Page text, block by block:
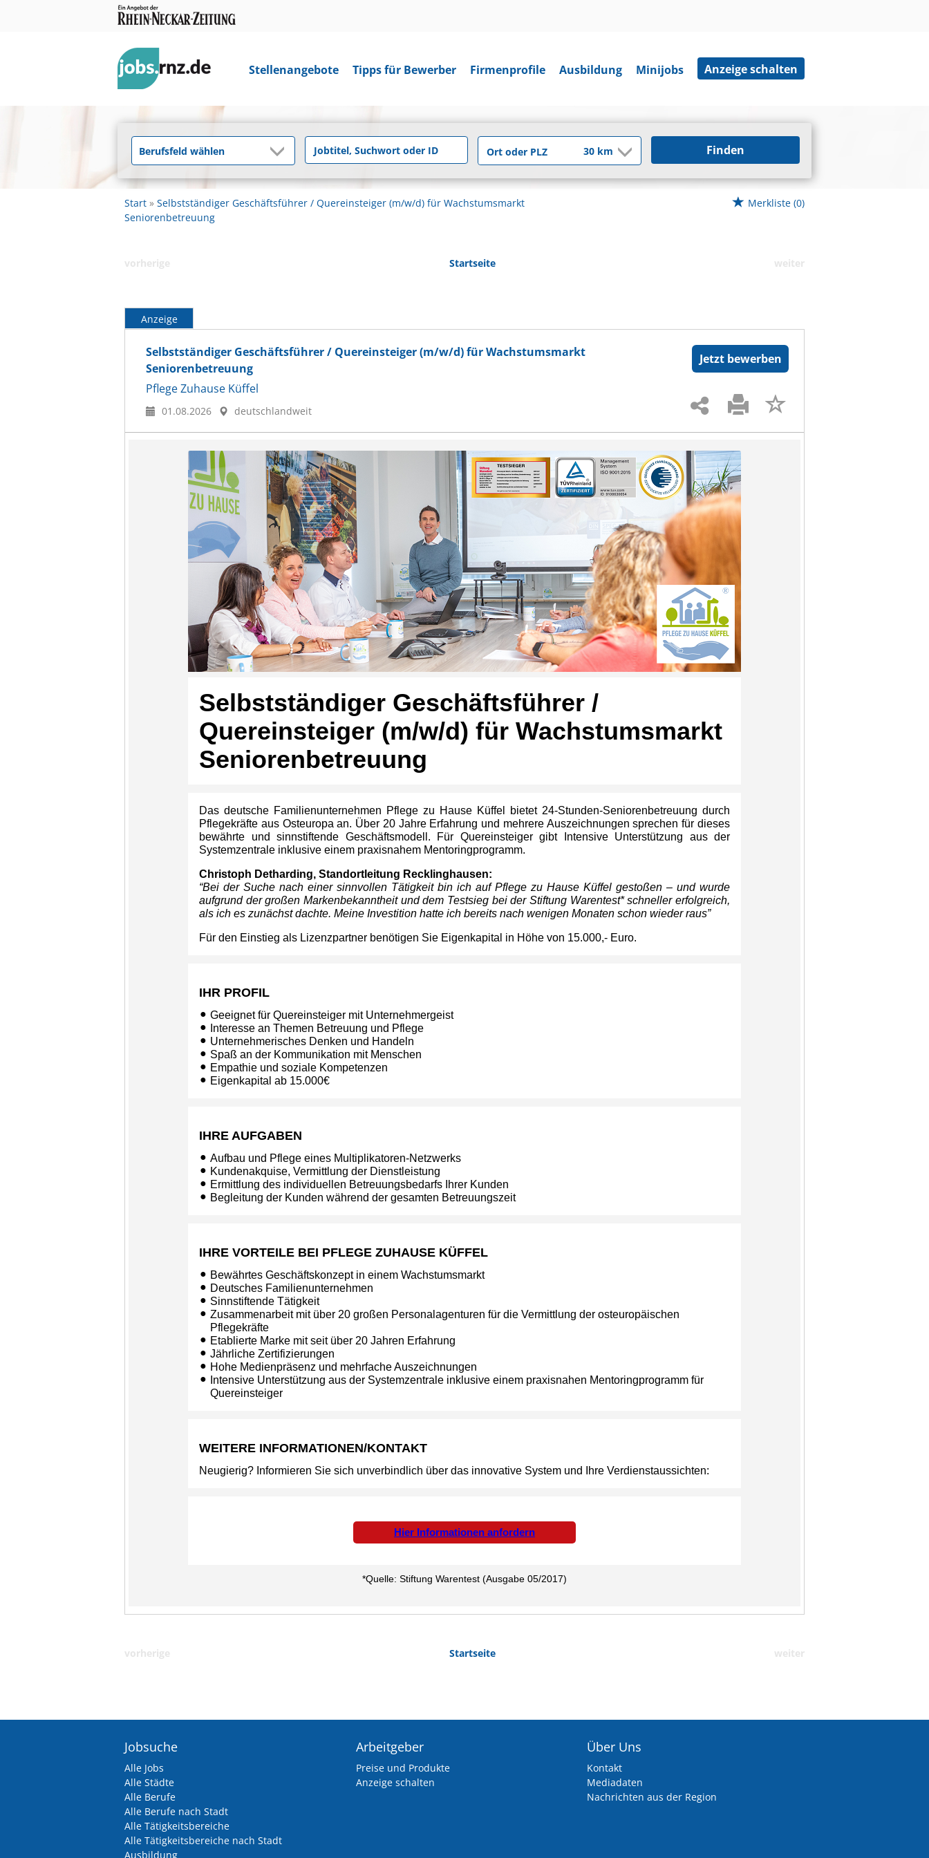
Stellenangebote Tipps für Bewerber Firmenprofile Ausbildung Minijobs Anzeige schalten
Finden
Start
Selbstständiger Geschäftsführer / Quereinsteiger (m/w/d) für Wachstumsmarkt
Seniorenbetreuung
Merkliste (0)
vorherige Startseite weiter
Anzeige
Selbstständiger Geschäftsführer / Quereinsteiger (m/w/d) für Wachstumsmarkt
Seniorenbetreuung
Pflege Zuhause Küffel
01.08.2026 deutschlandweit
Jetzt bewerben
vorherige Startseite weiter
Jobsuche
Alle Jobs
Alle Städte
Alle Berufe
Alle Berufe nach Stadt
Alle Tätigkeitsbereiche
Alle Tätigkeitsbereiche nach Stadt
Ausbildung
Arbeitgeber
Preise und Produkte
Anzeige schalten
Über Uns
Kontakt
Mediadaten
Nachrichten aus der Region